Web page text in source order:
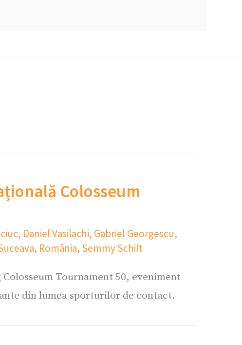
Colosseum
, Daniel Vasilachi, Gabriel Georgescu,
, România, Semmy Schilt
Tournament 50, eveniment
din lumea sporturilor de contact.